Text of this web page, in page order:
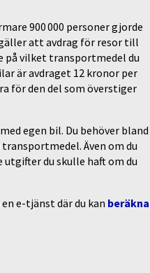
900 000 personer gjorde
att avdrag för resor till
på vilket transportmedel du
är avdraget 12 kronor per
för den del som överstiger
egen bil. Du behöver bland
Även om du
du skulle haft om du
e-tjänst där du kan beräkna